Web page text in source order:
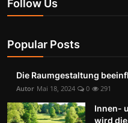
Follow Us
Popular Posts
Die Raumgestaltung
Autor Mai 18, 2024 0 291
Innen-
wird die